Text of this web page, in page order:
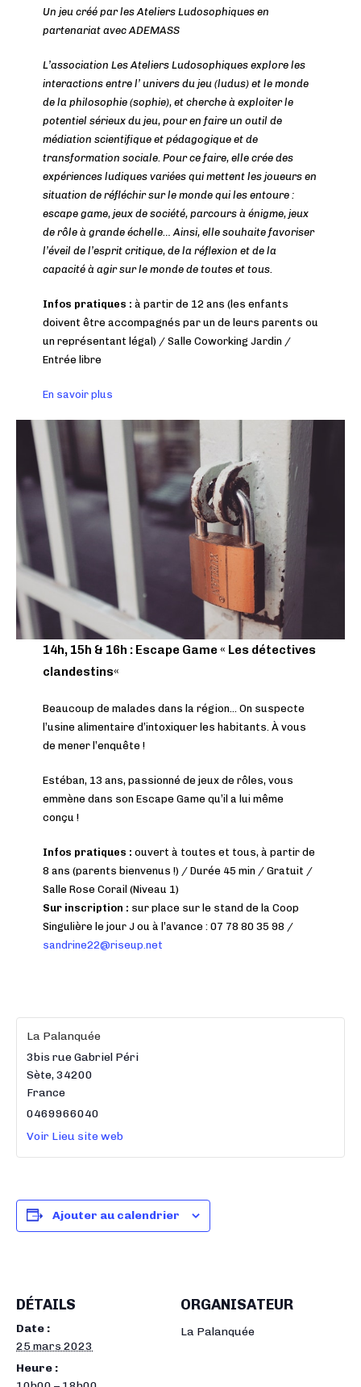
Un jeu créé par les Ateliers Ludosophiques en
partenariat avec ADEMASS
L’association Les Ateliers Ludosophiques explore les
interactions entre l’ univers du jeu (ludus) et le monde
de la philosophie (sophie), et cherche à exploiter le
potentiel sérieux du jeu, pour en faire un outil de
médiation scientifique et pédagogique et de
transformation sociale. Pour ce faire, elle crée des
expériences ludiques variées qui mettent les joueurs en
situation de réfléchir sur le monde qui les entoure :
escape game, jeux de société, parcours à énigme, jeux
de rôle à grande échelle… Ainsi, elle souhaite favoriser
l’éveil de l’esprit critique, de la réflexion et de la
capacité à agir sur le monde de toutes et tous.
Infos pratiques : à partir de 12 ans (les enfants
doivent être accompagnés par un de leurs parents ou
un représentant légal) / Salle Coworking Jardin /
Entrée libre
En savoir plus
14h, 15h & 16h : Escape Game « Les détectives
clandestins«
Beaucoup de malades dans la région… On suspecte
l’usine alimentaire d’intoxiquer les habitants. À vous
de mener l’enquête !
Estéban, 13 ans, passionné de jeux de rôles, vous
emmène dans son Escape Game qu’il a lui même
conçu !
Infos pratiques : ouvert à toutes et tous, à partir de
8 ans (parents bienvenus !) / Durée 45 min / Gratuit /
Salle Rose Corail (Niveau 1)
Sur inscription : sur place sur le stand de la Coop
Singulière le jour J ou à l’avance : 07 78 80 35 98 /
sandrine22@riseup.net
DÉTAILS
Date :
25 mars 2023
Heure :
ORGANISATEUR
La Palanquée
La Palanquée
3bis rue Gabriel Péri
Sète,34200
France
0469966040
Voir Lieu site web
Ajouter au calendrier